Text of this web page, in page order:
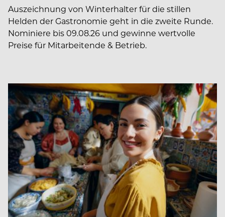
Auszeichnung von Winterhalter für die stillen
Helden der Gastronomie geht in die zweite Runde.
Nominiere bis 09.08.26 und gewinne wertvolle
Preise für Mitarbeitende & Betrieb.